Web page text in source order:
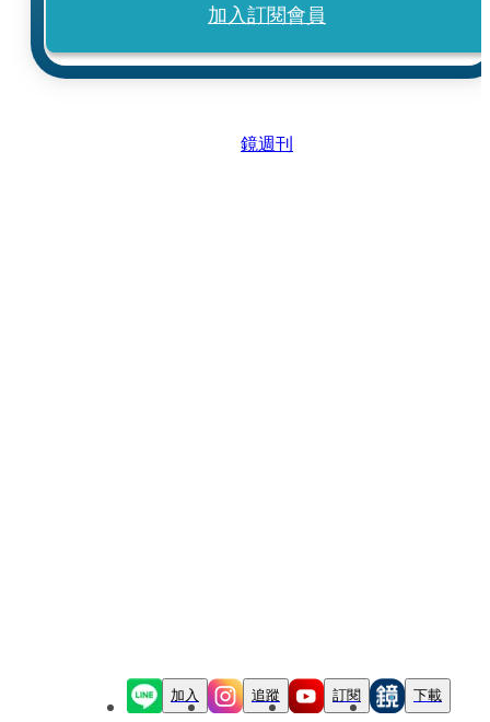
加入訂閱會員
鏡週刊
加入 追蹤 訂閱 下載